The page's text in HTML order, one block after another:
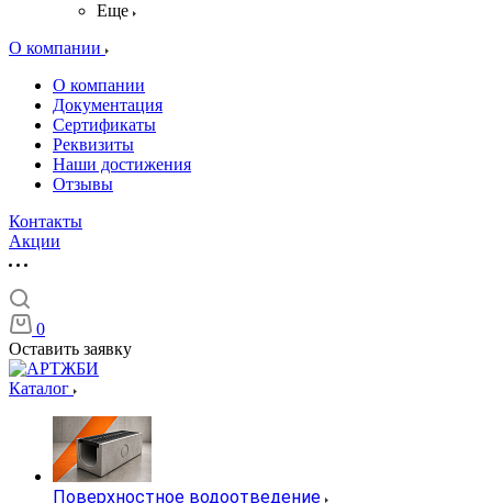
Еще
О компании
О компании
Документация
Сертификаты
Реквизиты
Наши достижения
Отзывы
Контакты
Акции
0
Оставить заявку
Каталог
Поверхностное водоотведение